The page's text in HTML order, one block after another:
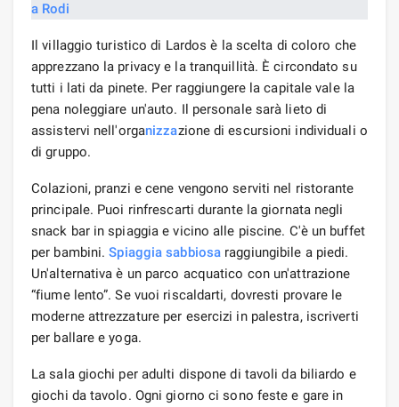
Il villaggio turistico di Lardos è la scelta di coloro che
apprezzano la privacy e la tranquillità. È circondato su
tutti i lati da pinete. Per raggiungere la capitale vale la
pena noleggiare un'auto. Il personale sarà lieto di
assistervi nell'organizzazione di escursioni individuali o
di gruppo.
Colazioni, pranzi e cene vengono serviti nel ristorante
principale. Puoi rinfrescarti durante la giornata negli
snack bar in spiaggia e vicino alle piscine. C'è un buffet
per bambini.Spiaggia sabbiosa raggiungibile a piedi.
Un'alternativa è un parco acquatico con un'attrazione
“fiume lento”. Se vuoi riscaldarti, dovresti provare le
moderne attrezzature per esercizi in palestra, iscriverti
per ballare e yoga.
La sala giochi per adulti dispone di tavoli da biliardo e
giochi da tavolo. Ogni giorno ci sono feste e gare in